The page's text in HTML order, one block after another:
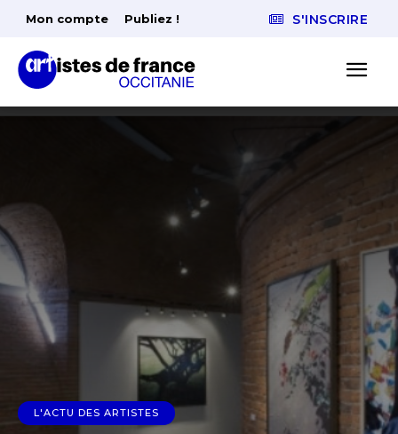
Mon compte Publiez ! S'INSCRIRE
L'ACTU DES ARTISTES